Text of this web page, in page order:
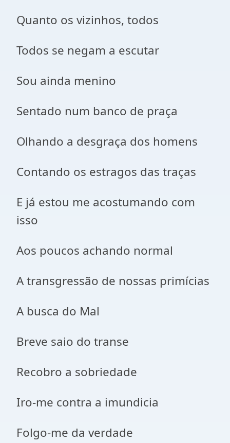
Quanto os vizinhos, todos
Todos se negam a escutar
Sou ainda menino
Sentado num banco de praça
Olhando a desgraça dos homens
Contando os estragos das traças
E já estou me acostumando com
isso
Aos poucos achando normal
A transgressão de nossas primícias
A busca do Mal
Breve saio do transe
Recobro a sobriedade
Iro-me contra a imundicia
Folgo-me da verdade